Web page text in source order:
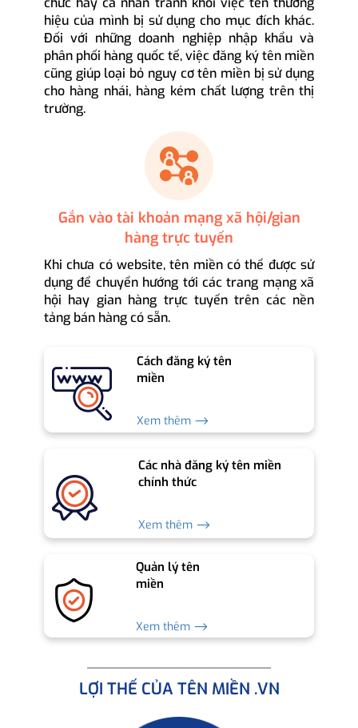
hiệu của mình bị sử dụng cho mục đích khác.
Đối với những doanh nghiệp nhập khẩu và
phân phối hàng quốc tế, việc đăng ký tên miền
cũng giúp loại bỏ nguy cơ tên miền bị sử dụng
cho hàng nhái, hàng kém chất lượng trên thị
trường.
Gắn vào tài khoản mạng xã hội/gian
hàng trực tuyến
Khi chưa có website, tên miền có thể được sử
dụng để chuyển hướng tới các trang mạng xã
hội hay gian hàng trực tuyến trên các nền
tảng bán hàng có sẵn.
Cách đăng ký tên
miền
Xem thêm ⟶
Các nhà đăng ký tên miền
chính thức
Xem thêm ⟶
Quản lý tên
miền
Xem thêm ⟶
LỢI THẾ CỦA TÊN MIỀN .VN